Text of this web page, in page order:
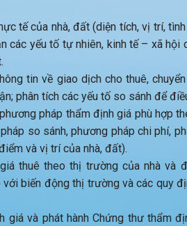
tế của nhà, đất (diện tích, vị trí,
yếu tố tự nhiên, kinh tế – xã hội
tin về giao dịch cho thuê,
phân tích các yếu tố so sánh để
pháp thẩm định giá phù hợp
so sánh, phương pháp chi phí,
và vị trí của nhà, đất).
thuê theo thị trường của nhà và
biến động thị trường và các quy
giá và phát hành Chứng thư thẩm